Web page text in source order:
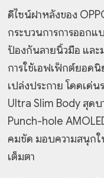
ดีไซน์ฝาหลังของ
กระบวนการการออกแ
ป้องกันลายนิ้วมือ แล
การใช้เอฟเฟ็กต์ยอด
เปล่งประกายโดดเด่น
Ultra Slim Body สุด
Punch-hole
คมชัด มอบความสนุกใ
เต็มตา